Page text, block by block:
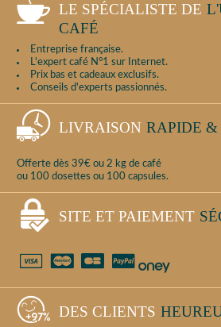
LE SPÉCIALISTE DE
CAFÉ
Entreprise française.
L'expert café N°1 sur Internet.
Prix bas et cadeaux exclusifs.
Conseils d'experts passionnés.
LIVRAISON RAPIDE &
Offerte dès 39€ ou 2 kg de café
ou 100 dosettes ou 100 capsules.
SITE ET PAIEMENT
DES CLIENTS